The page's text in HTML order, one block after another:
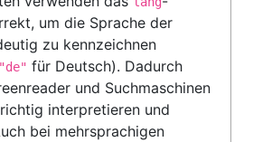
um die Sprache der
zu kennzeichnen
für Deutsch). Dadurch
und Suchmaschinen
interpretieren und
bei mehrsprachigen